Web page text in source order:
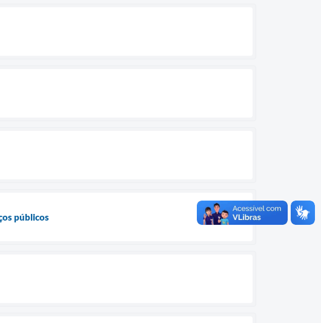
públicos